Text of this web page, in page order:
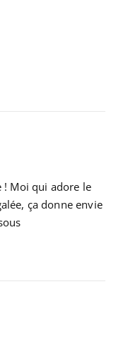
! Moi qui adore le
ça donne envie